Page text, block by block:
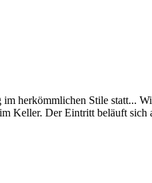
herkömmlichen Stile statt...
Keller. Der Eintritt beläuft